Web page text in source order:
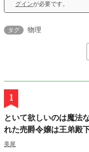
グインが必要です。
タグ 物理
1
といて欲しいのは魔法
れた売爵令嬢は王弟殿
美尾